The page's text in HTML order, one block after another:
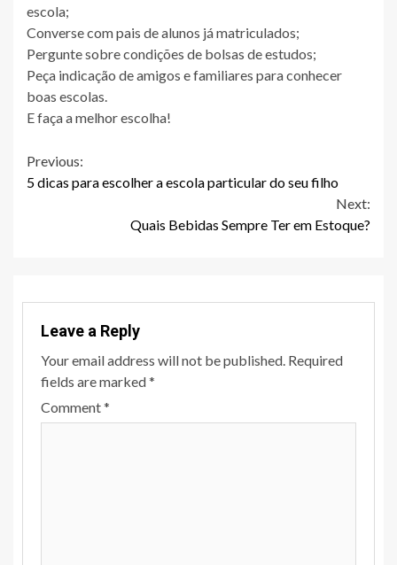
escola;
Converse com pais de alunos já matriculados;
Pergunte sobre condições de bolsas de estudos;
Peça indicação de amigos e familiares para conhecer
boas escolas.
E faça a melhor escolha!
Continue
Reading
Previous:
5 dicas para escolher a escola particular do seu filho
Next:
Quais Bebidas Sempre Ter em Estoque?
Leave a Reply
Your email address will not be published. Required
fields are marked*
Comment*